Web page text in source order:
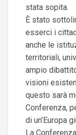
stata sopita.
È stato
esserci i
anche le
territoriali,
ampio
visioni
questo sarà
Conferenza,
di un’Europa
La